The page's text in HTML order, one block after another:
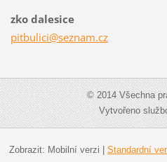
zko dalesice
pitbulici@seznam.cz
© 2014 Všechna
Vytvořeno
Zobrazit: Mobilní verzi | Standardní